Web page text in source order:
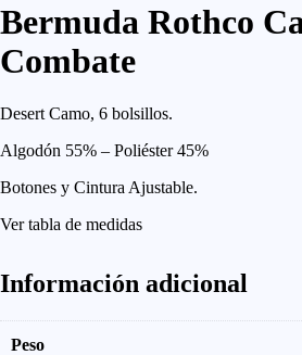
Bermuda Rothco
Combate
Desert Camo, 6 bolsillos.
Algodón 55% – Poliéster 45%
Botones y Cintura Ajustable.
Ver tabla de medidas
Información adicional
Peso